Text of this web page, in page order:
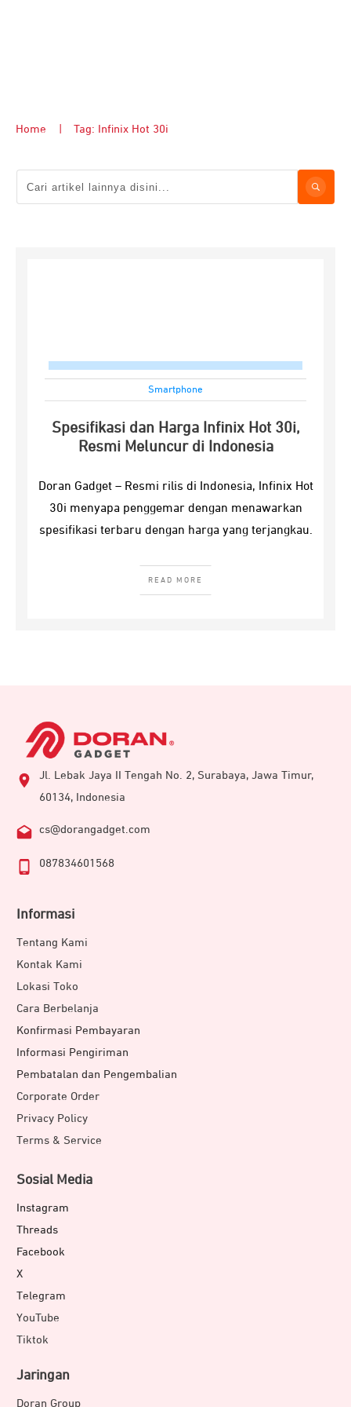
Home Tag: Infinix Hot 30i
Smartphone
Spesifikasi dan Harga Infinix Hot 30i,
Resmi Meluncur di Indonesia
Doran Gadget – Resmi rilis di Indonesia, Infinix Hot
30i menyapa penggemar dengan menawarkan
spesifikasi terbaru dengan harga yang terjangkau.
READ MORE
Jl. Lebak Jaya II Tengah No. 2, Surabaya, Jawa Timur,
60134, Indonesia
cs@dorangadget.com
087834601568
Informasi
Tentang Kami
Kontak Kami
Lokasi Toko
Cara Berbelanja
Konfirmasi Pembayaran
Informasi Pengiriman
Pembatalan dan Pengembalian
Corporate Order
Privacy Policy
Terms & Service
Sosial Media
Instagram
Threads
Facebook
X
Telegram
YouTube
Tiktok
Jaringan
Doran Group